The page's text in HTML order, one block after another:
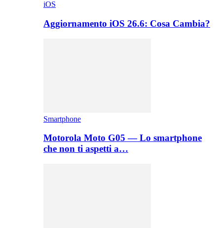
iOS
Aggiornamento iOS 26.6: Cosa Cambia?
Smartphone
Motorola Moto G05 — Lo smartphone
che non ti aspetti a…